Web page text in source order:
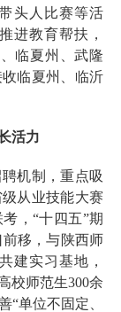
头人比赛等活
进教育帮扶，
临夏州、武隆
临夏州、临沂
活力
机制，重点吸
从业技能大赛
，“十四五”期
移，与陕西师
建实习基地，
校师范生300余
“单位不固定、